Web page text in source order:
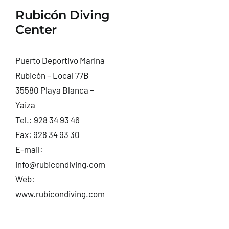
Rubicón Diving
Center
Puerto Deportivo Marina
Rubicón – Local 77B
35580 Playa Blanca –
Yaiza
Tel.: 928 34 93 46
Fax: 928 34 93 30
E-mail:
info@rubicondiving.com
Web:
www.rubicondiving.com